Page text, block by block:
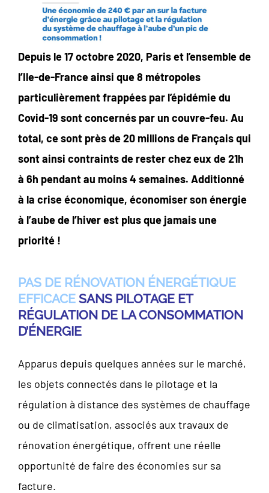
Depuis le 17 octobre 2020, Paris et l’ensemble de
l’Ile-de-France ainsi que 8 métropoles
particulièrement frappées par l’épidémie du
Covid-19 sont concernés par un couvre-feu. Au
total, ce sont près de 20 millions de Français qui
sont ainsi contraints de rester chez eux de 21h
à 6h pendant au moins 4 semaines. Additionné
à la crise économique, économiser son énergie
à l’aube de l’hiver est plus que jamais une
priorité !
PAS DE RÉNOVATION ÉNERGÉTIQUE
EFFICACE SANS PILOTAGE ET
RÉGULATION DE LA CONSOMMATION
D’ÉNERGIE
Apparus depuis quelques années sur le marché,
les objets connectés dans le pilotage et la
régulation à distance des systèmes de chauffage
ou de climatisation, associés aux travaux de
rénovation énergétique, offrent une réelle
opportunité de faire des économies sur sa
facture.